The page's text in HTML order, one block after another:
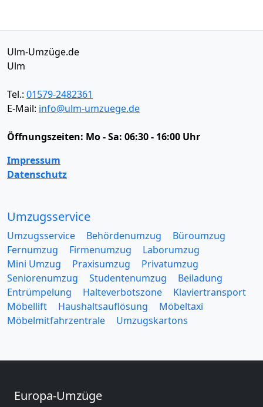
Ulm-Umzüge.de
Ulm
Tel.: 01579-2482361
E-Mail: info@ulm-umzuege.de
Öffnungszeiten: Mo - Sa: 06:30 - 16:00 Uhr
Impressum
Datenschutz
Umzugsservice
Umzugsservice Behördenumzug
Büroumzug
Fernumzug
Firmenumzug
Laborumzug
Mini Umzug
Praxisumzug
Privatumzug
Seniorenumzug
Studentenumzug
Beiladung
Entrümpelung
Halteverbotszone
Klaviertransport
Möbellift
Haushaltsauflösung
Möbeltaxi
Möbelmitfahrzentrale
Umzugskartons
Europa-Umzüge